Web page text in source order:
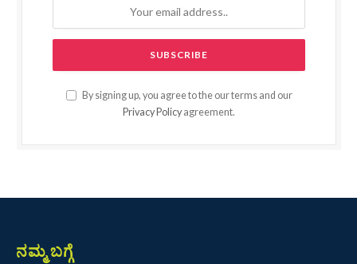
By signing up, you agree to the our terms and our
Privacy Policy agreement.
ನಮ್ಮ ಬಗ್ಗೆ